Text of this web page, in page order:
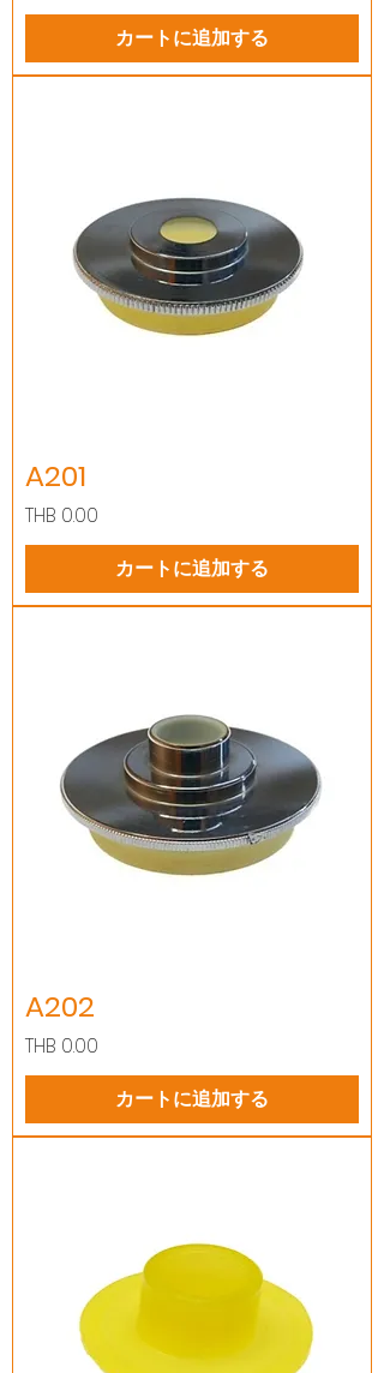
カートに追加する
A201
価格
THB 0.00
カートに追加する
A202
価格
THB 0.00
カートに追加する